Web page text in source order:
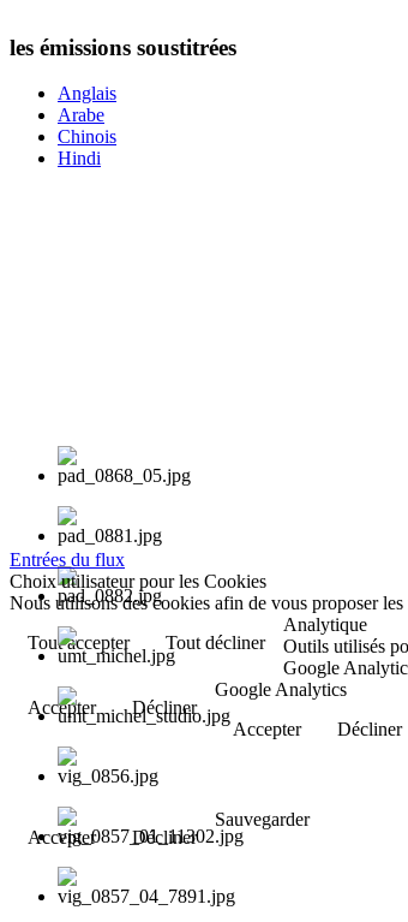
les émissions soustitrées
Anglais
Arabe
Chinois
Hindi
Entrées du flux
Choix utilisateur pour les Cookies
Nous utilisons des cookies afin de vous proposer
Tout accepter
Tout décliner
Analytique
Outils utilisés
Google
Accepter
Décliner
Google Analytics
Accepter
Décliner
Accepter
Décliner
Sauvegarder